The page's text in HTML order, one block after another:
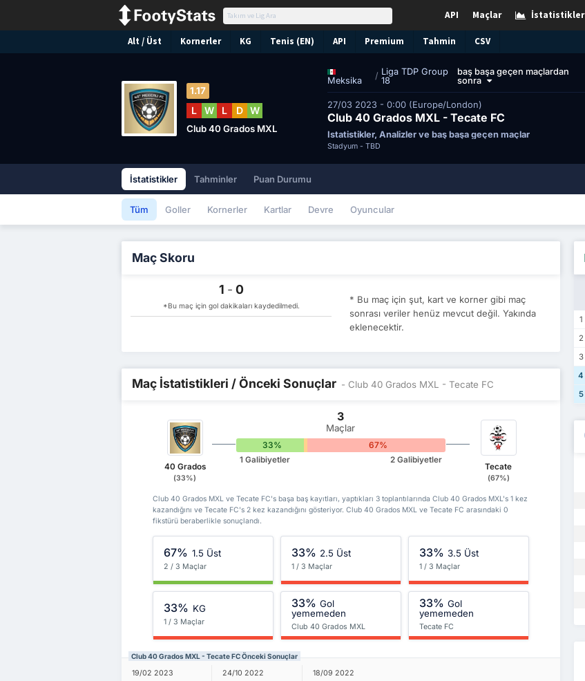
İstatistikler
Maçlar
API
Alt / Üst Kornerler KG Tenis (EN) API Premium Tahmin CSV
Meksika / Liga TDP Group
18
baş başa geçen maçlardan
sonra
27/03 2023 - 0:00 (Europe/London)
Club 40 Grados MXL - Tecate FC
İstatistikler, Analizler ve baş başa geçen maçlar
Stadyum - TBD
1.17
L W L D W
Club 40 Grados MXL
İstatistikler Tahminler Puan Durumu
Tüm Goller Kornerler Kartlar Devre Oyuncular
Maç Skoru
1 - 0
*Bu maç için gol dakikaları kaydedilmedi.
* Bu maç için şut, kart ve korner gibi maç
sonrası veriler henüz mevcut değil. Yakında
eklenecektir.
Maç İstatistikleri / Önceki Sonuçlar - Club 40 Grados MXL - Tecate FC
40 Grados
(33%)
3
Maçlar
33% 67%
1 Galibiyetler 2 Galibiyetler
Tecate
(67%)
Club 40 Grados MXL ve Tecate FC's başa baş kayıtları, yaptıkları 3 toplantılarında Club 40 Grados MXL's 1 kez
kazandığını ve Tecate FC's 2 kez kazandığını gösteriyor. Club 40 Grados MXL ve Tecate FC arasındaki 0
fikstürü beraberlikle sonuçlandı.
67% 1.5 Üst
2 / 3 Maçlar
33% 2.5 Üst
1 / 3 Maçlar
33% 3.5 Üst
1 / 3 Maçlar
33% KG
1 / 3 Maçlar
33% Gol
yememeden
Club 40 Grados MXL
33% Gol
yememeden
Tecate FC
Club 40 Grados MXL - Tecate FC Önceki Sonuçlar
19/02 2023 24/10 2022 18/09 2022
1
2
3
4
5